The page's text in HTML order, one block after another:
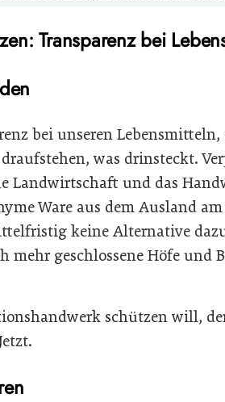
Transparenz bei
bei unseren
was drinsteckt.
Landwirtschaft und das
Ware aus dem Ausland
keine Alternative
mehr geschlossene Höfe und
schützen will,